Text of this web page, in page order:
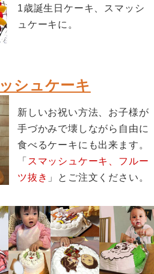
1歳誕生日ケーキ、スマッシ
ュケーキに。
シュケーキ
新しいお祝い方法、お子様が
手づかみで壊しながら自由に
食べるケーキにも出来ます。
「 スマッシュケーキ、フルー
ツ抜き 」とご注文ください。